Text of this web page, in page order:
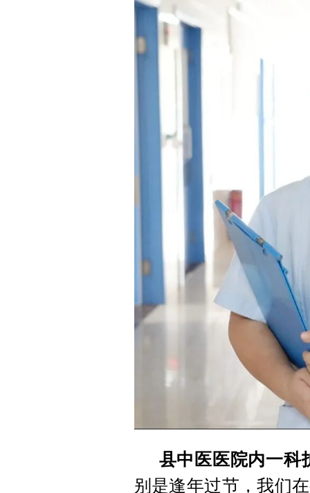
县中医医院内一科
别是逢年过节，我们